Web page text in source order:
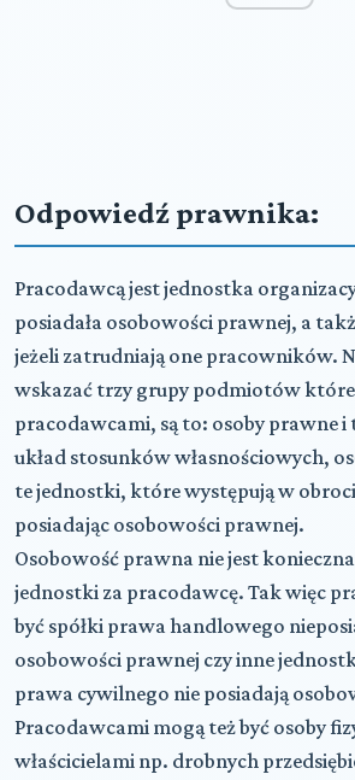
Odpowiedź prawnika:
Pracodawcą jest jednostka
posiadała osobowości prawnej, a
jeżeli zatrudniają one pracowników.
wskazać trzy grupy podmiotów które
pracodawcami, są to: osoby prawne i
układ stosunków własnościowych,
te jednostki, które występują w
posiadając osobowości prawnej.
Osobowość prawna nie jest
jednostki za pracodawcę. Tak więc
być spółki prawa handlowego
osobowości prawnej czy inne
prawa cywilnego nie posiadają
Pracodawcami mogą też być osoby
właścicielami np. drobnych